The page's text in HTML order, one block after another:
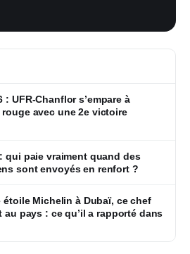
: UFR-Chanflor s’empare à
avec une 2e victoire
qui paie vraiment quand des
sont envoyés en renfort ?
étoile Michelin à Dubaï, ce chef
pays : ce qu’il a rapporté dans